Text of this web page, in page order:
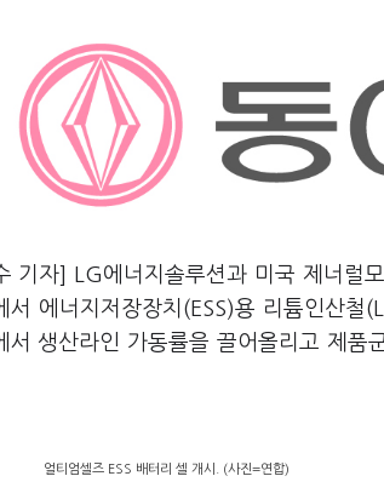
기자] LG에너지솔루션과 미국 제너럴
서 에너지저장장치(ESS)용 리튬인산철
서 생산라인 가동률을 끌어올리고 제품
얼티엄셀즈 ESS 배터리 셀 개시. (사진=연합)